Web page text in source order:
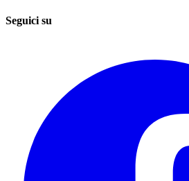
Seguici su